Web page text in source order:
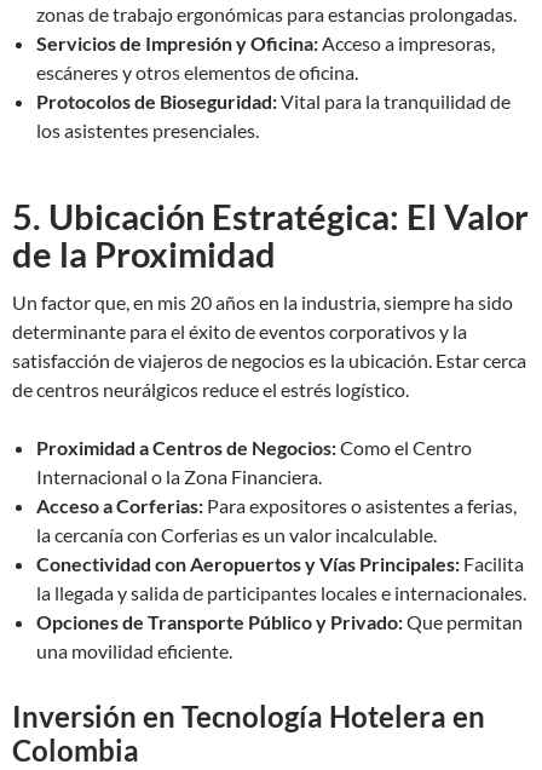
zonas de trabajo ergonómicas para estancias prolongadas.
Servicios de Impresión y Oficina:Acceso a impresoras,
escáneres y otros elementos de oficina.
Protocolos de Bioseguridad:Vital para la tranquilidad de
los asistentes presenciales.
5. Ubicación Estratégica: El Valor
de la Proximidad
Un factor que, en mis 20 años en la industria, siempre ha sido
determinante para el éxito de eventos corporativos y la
satisfacción de viajeros de negocios es la ubicación. Estar cerca
de centros neurálgicos reduce el estrés logístico.
Proximidad a Centros de Negocios:Como el Centro
Internacional o la Zona Financiera.
Acceso a Corferias: Para expositores o asistentes a ferias,
la cercanía con Corferias es un valor incalculable.
Conectividad con Aeropuertos y Vías Principales: Facilita
la llegada y salida de participantes locales e internacionales.
Opciones de Transporte Público y Privado:Que permitan
una movilidad eficiente.
Inversión en Tecnología Hotelera en
Colombia